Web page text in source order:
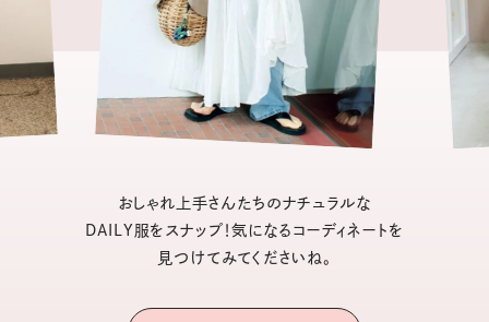
おしゃれ上手さんたちのナチュラルな
DAILY服をスナップ！気になるコーディネートを
見つけてみてくださいね。